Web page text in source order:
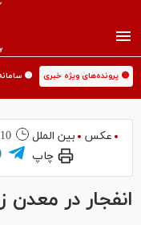
🟡 پرونده‌های ویژه خبری 🟡
عکس بین الملل
چاپ
انفجار در